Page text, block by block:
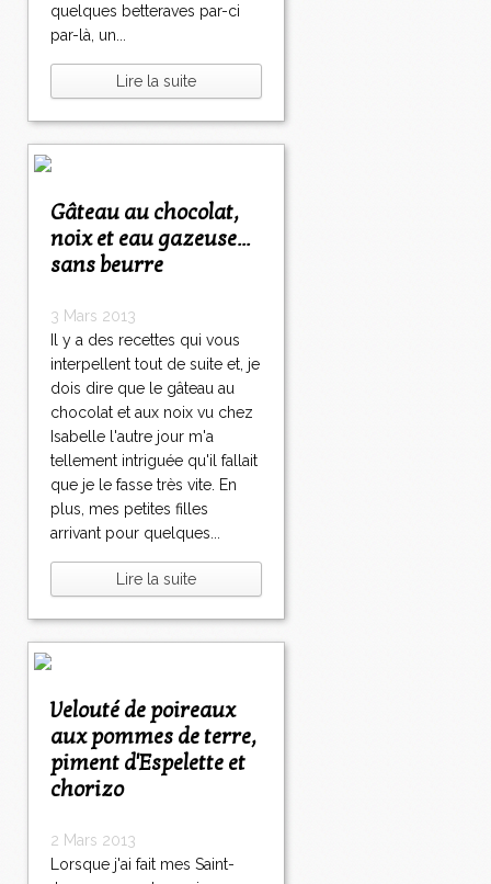
quelques betteraves par-ci
par-là, un...
Lire la suite
Gâteau au chocolat,
noix et eau gazeuse...
sans beurre
3 Mars 2013
Il y a des recettes qui vous
interpellent tout de suite et, je
dois dire que le gâteau au
chocolat et aux noix vu chez
Isabelle l'autre jour m'a
tellement intriguée qu'il fallait
que je le fasse très vite. En
plus, mes petites filles
arrivant pour quelques...
Lire la suite
Velouté de poireaux
aux pommes de terre,
piment d'Espelette et
chorizo
2 Mars 2013
Lorsque j'ai fait mes Saint-